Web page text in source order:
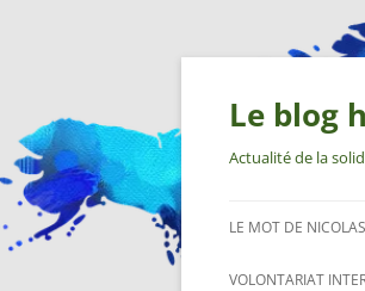
Aller
contenu
Le blog
Actualité de la
LE MOT DE
VOLONTARIAT